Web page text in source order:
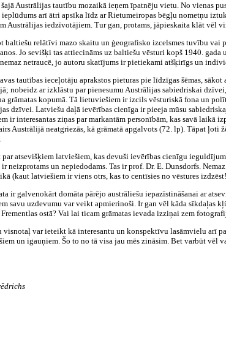
Austrālijas tautību mozaikā ieņem īpatnēju vietu. No vienas
arī ātri apsīka līdz ar Rietumeiropas bēgļu nometņu
Austrālijas iedzīvotājiem. Tur gan, protams, jāpieskaita klāt vēl
baltiešu relātīvi mazo skaitu un ģeografisko izcelsmes tuvību vai
Jo sevišķi tas attiecināms uz baltiešu vēsturi kopš 1940.
netraucē, jo autoru skatījums ir pietiekami atšķirīgs un
tautības ieceļotāju aprakstos pieturas pie līdzīgas šēmas,
nobeidz ar izklāstu par pienesumu Austrālijas sabiedriskai
grāmatas kopumā. Tā lietuviešiem ir izcils vēsturiskā fona un
dzīvei. Latviešu daļā ievērības cienīga ir pieeja mūsu
ir interesantas ziņas par markantām personībām, kas savā
Austrālijā neatgriezās, kā grāmatā apgalvots (72. lp). Tāpat
atsevišķiem latviešiem, kas devuši ievērības cienīgu
ir neizprotams un nepiedodams. Tas ir prof. Dr. E. Dunsdorfs.
(kaut latviešiem ir viens otrs, kas to centīsies no vēstures
ir galvenokārt domāta pārējo austrāliešu iepazīstināšanai ar
savu uzdevumu var veikt apmierinoši. Ir gan vēl kāda sīkdaļas
ostā? Vai lai ticam grāmatas ievada izziņai zem
visnotaļ var ieteikt kā interesantu un konspektīvu lasāmvielu arī
un igauņiem. Šo to no tā visa jau mēs zināsim. Bet varbūt